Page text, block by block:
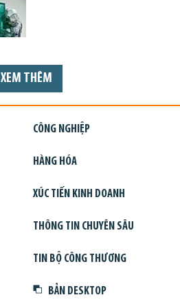
XEM THÊM
CÔNG NGHIỆP
HÀNG HÓA
XÚC TIẾN KINH DOANH
THÔNG TIN CHUYÊN SÂU
TIN BỘ CÔNG THƯƠNG
BẢN DESKTOP